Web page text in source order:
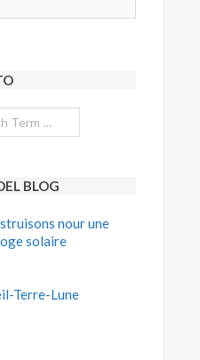
BLOG
nour une
solaire
Terre-Lune